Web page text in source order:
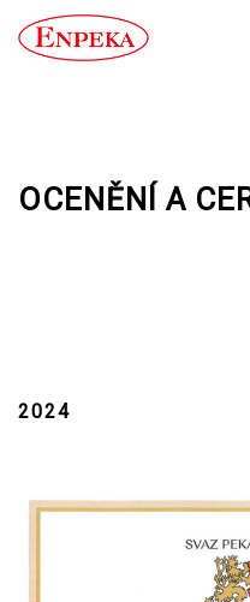
OCENĚNÍ A
2024